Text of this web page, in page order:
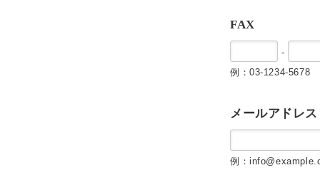
FAX
-
例：03-1234-5678
メールアドレス
例：